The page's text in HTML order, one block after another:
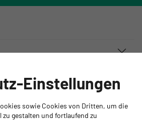
Einstellungen
sowie Cookies von Dritten, um die
gestalten und fortlaufend zu